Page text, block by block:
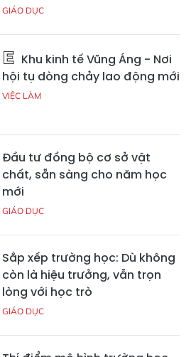
GIÁO DỤC
Khu kinh tế Vũng Áng - Nơi
hội tụ dòng chảy lao động mới
VIỆC LÀM
Đầu tư đồng bộ cơ sở vật
chất, sẵn sàng cho năm học
mới
GIÁO DỤC
Sắp xếp trường học: Dù không
còn là hiệu trưởng, vẫn trọn
lòng với học trò
GIÁO DỤC